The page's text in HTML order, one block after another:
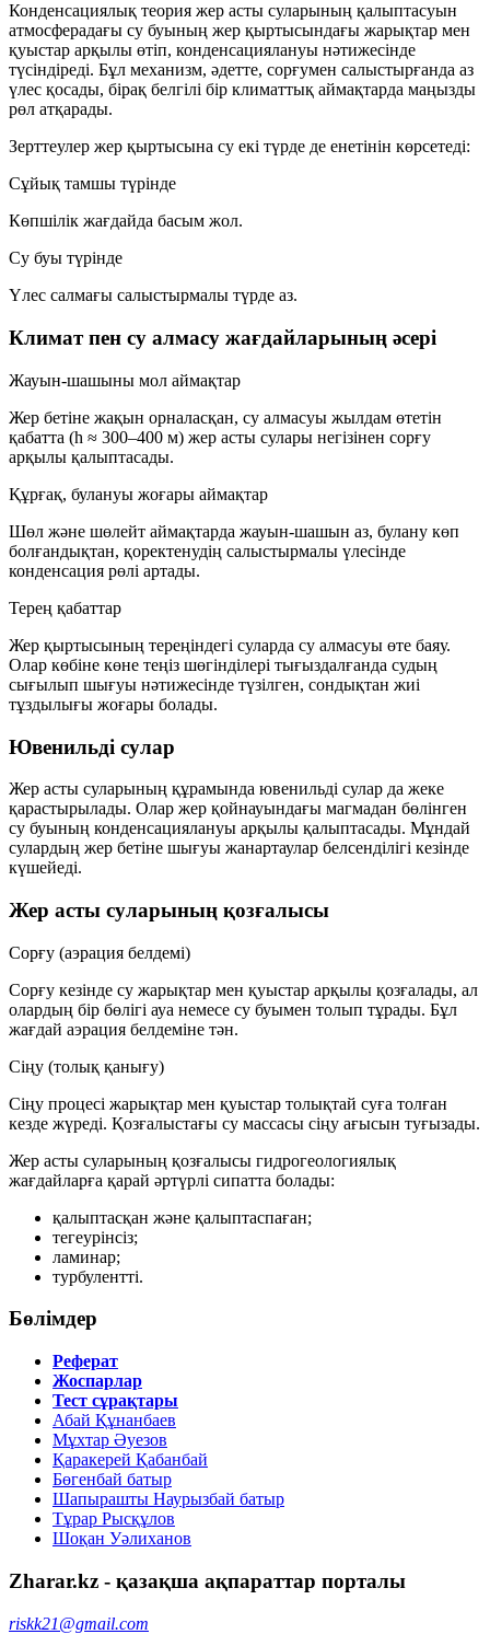
Конденсациялық теория жер асты суларының қалыптасуын
атмосферадағы су буының жер қыртысындағы жарықтар мен
қуыстар арқылы өтіп, конденсациялануы нәтижесінде
түсіндіреді. Бұл механизм, әдетте, сорғумен салыстырғанда аз
үлес қосады, бірақ белгілі бір климаттық аймақтарда маңызды
рөл атқарады.
Зерттеулер жер қыртысына су екі түрде де енетінін көрсетеді:
Сұйық тамшы түрінде
Көпшілік жағдайда басым жол.
Су буы түрінде
Үлес салмағы салыстырмалы түрде аз.
Климат пен су алмасу жағдайларының әсері
Жауын-шашыны мол аймақтар
Жер бетіне жақын орналасқан, су алмасуы жылдам өтетін
қабатта (h ≈ 300–400 м) жер асты сулары негізінен сорғу
арқылы қалыптасады.
Құрғақ, булануы жоғары аймақтар
Шөл және шөлейт аймақтарда жауын-шашын аз, булану көп
болғандықтан, қоректенудің салыстырмалы үлесінде
конденсация рөлі артады.
Терең қабаттар
Жер қыртысының тереңіндегі суларда су алмасуы өте баяу.
Олар көбіне көне теңіз шөгінділері тығыздалғанда судың
сығылып шығуы нәтижесінде түзілген, сондықтан жиі
тұздылығы жоғары болады.
Ювенильді сулар
Жер асты суларының құрамында ювенильді сулар да жеке
қарастырылады. Олар жер қойнауындағы магмадан бөлінген
су буының конденсациялануы арқылы қалыптасады. Мұндай
сулардың жер бетіне шығуы жанартаулар белсенділігі кезінде
күшейеді.
Жер асты суларының қозғалысы
Сорғу (аэрация белдемі)
Сорғу кезінде су жарықтар мен қуыстар арқылы қозғалады, ал
олардың бір бөлігі ауа немесе су буымен толып тұрады. Бұл
жағдай аэрация белдеміне тән.
Сіңу (толық қанығу)
Сіңу процесі жарықтар мен қуыстар толықтай суға толған
кезде жүреді. Қозғалыстағы су массасы сіңу ағысын туғызады.
Жер асты суларының қозғалысы гидрогеологиялық
жағдайларға қарай әртүрлі сипатта болады:
қалыптасқан және қалыптаспаған;
тегеурінсіз;
ламинар;
турбулентті.
Бөлімдер
Реферат
Жоспарлар
Тест сұрақтары
Абай Құнанбаев
Мұхтар Әуезов
Қаракерей Қабанбай
Бөгенбай батыр
Шапырашты Наурызбай батыр
Тұрар Рысқұлов
Шоқан Уәлиханов
Zharar.kz - қазақша ақпараттар порталы
riskk21@gmail.com